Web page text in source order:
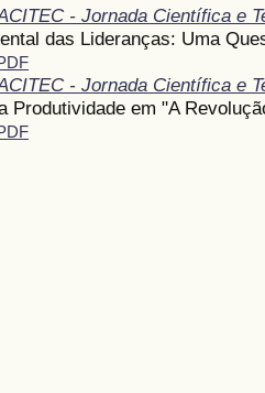
- Jornada Científica e
das Lideranças: Uma
- Jornada Científica e
Produtividade em "A